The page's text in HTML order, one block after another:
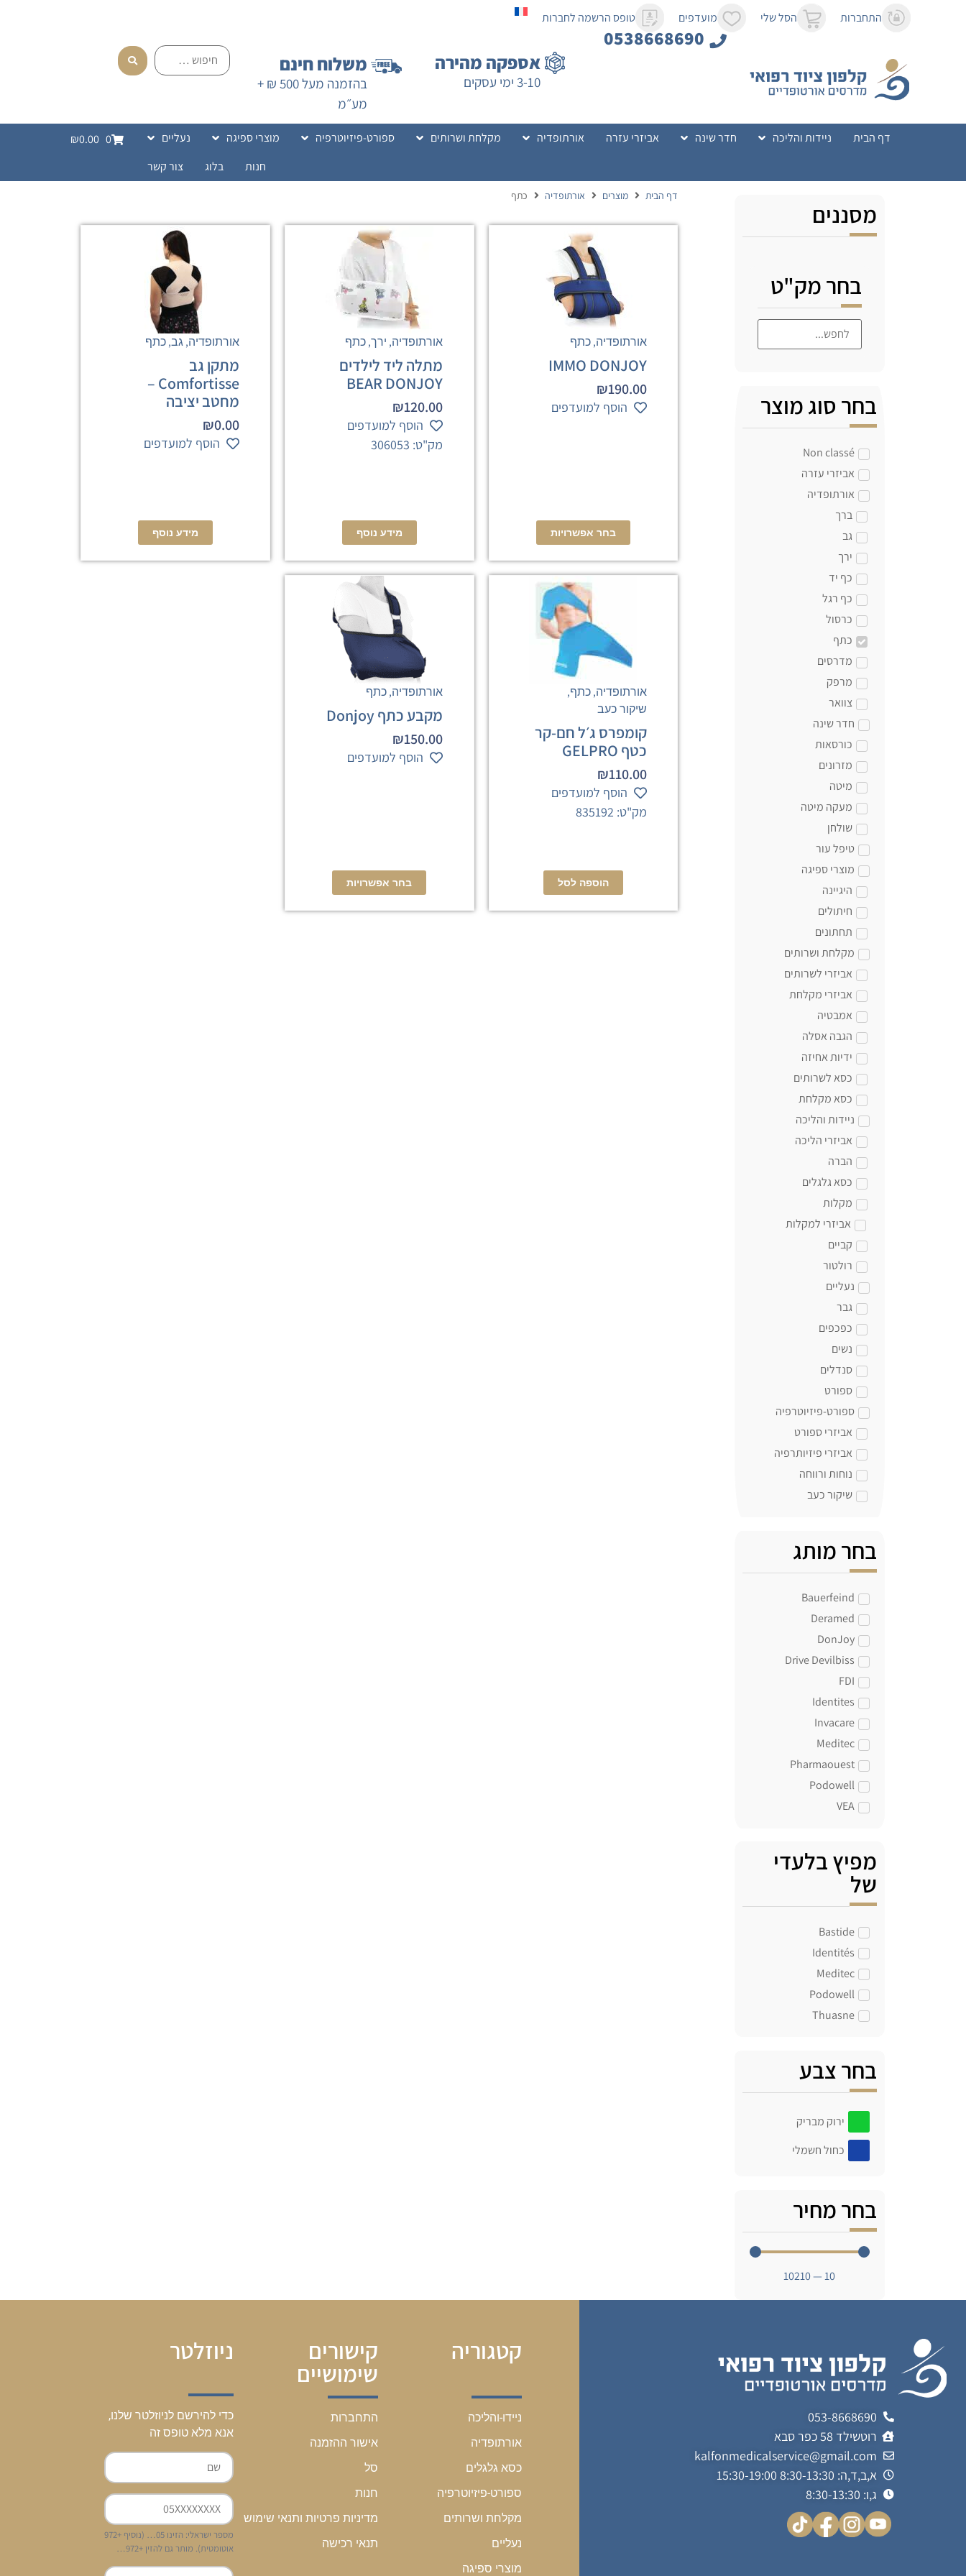
התחברות הסל שלי מועדפים טופס הרשמה לחברות
0538668690
אספקה מהירה
3-10 ימי עסקים
משלוח חינם
בהזמנה מעל 500 ₪ +
מע״מ
דף הבית ניידות והליכה חדר שינה אביזרי עזרה אורתופדיה מקלחת ושרותים ספורט-פיזיוטרפיה מוצרי ספיגה
נעליים
חנות
בלוג צור קשר
0
₪0.00
מסננים
בחר מק"ט
בחר סוג מוצר
Non classé
אביזרי עזרה
אורתופדיה
ברך
גב
ירך
כף יד
כף רגל
כרסול
כתף
מדרסים
מרפק
צוואר
חדר שינה
כורסאות
מזרונים
מיטה
מעקה מיטה
שולחן
טיפל עור
מוצרי ספיגה
היגיינה
חיתולים
תחתונים
מקלחת ושרותים
אביזרי לשרותים
אביזרי מקלחת
אמבטיה
הגבה אסלה
ידיות אחיזה
כסא לשרותים
כסא מקלחת
ניידות והליכה
אביזרי הליכה
הברה
כסא גלגלים
מקלות
אביזרי למקלות
קביים
רולטור
נעליים
גבר
כפכפים
נשים
סנדלים
ספורט
ספורט-פיזיוטרפיה
אביזרי ספורט
אביזרי פיזיותרפיה
נוחות ורווחה
שיקור כעב
בחר מותג
Bauerfeind
Deramed
DonJoy
Drive Devilbiss
FDI
Identites
Invacare
Meditec
Pharmaouest
Podowell
VEA
מפיץ בלעדי
של
Bastide
Identités
Meditec
Podowell
Thuasne
בחר צבע
ירוק מבריק
כחול חשמלי
בחר מחיר
10
—
10210
דף הבית מוצרים אורתופדיה כתף
אורתופדיה, כתף
IMMO DONJOY
₪190.00
הוסף למועדפים
בחר אפשרויות
אורתופדיה, ירך, כתף
מתלה ליד לילדים
BEAR DONJOY
₪120.00
הוסף למועדפים
מק"ט: 306053
מידע נוסף
אורתופדיה,גב,כתף
מתקן גב
Comfortisse –
מחטב יציבה
₪0.00
הוסף למועדפים
מידע נוסף
אורתופדיה, כתף,
שיקור כעב
קומפרס ג׳ל חם-קר
כטף GELPRO
₪110.00
הוסף למועדפים
מק"ט: 835192
הוספה לסל
אורתופדיה, כתף
מקבע כתף Donjoy
₪150.00
הוסף למועדפים
בחר אפשרויות
053-8668690
רוטשילד 58 כפר סבא
kalfonmedicalservice@gmail.com
א,ב,ד,ה: 8:30-13:30 15:30-19:00
ג,ו: 8:30-13:30
קטגוריה
ניידו-והליכה
אורתופדיה
כסא גלגלים
ספורט-פיזיוטרפיה
מקלחת ושרותים
נעליים
מוצרי ספיגה
קישורים
שימושיים
התחברות
אישור ההזמנה
סל
חנות
מדיניות פרטיות ותנאי שימוש
תנאי רכישה
ניוזלטר
כדי להירשם לניוזלטר שלנו,
אנא מלא טופס זה
מספר ישראלי: הזינו 05… (נוסיף +972
אוטומטית). מותר גם להזין +972…